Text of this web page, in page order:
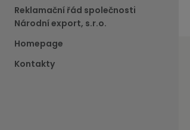
Reklamační řád společnosti
Národní export, s.r.o.
Homepage
Kontakty